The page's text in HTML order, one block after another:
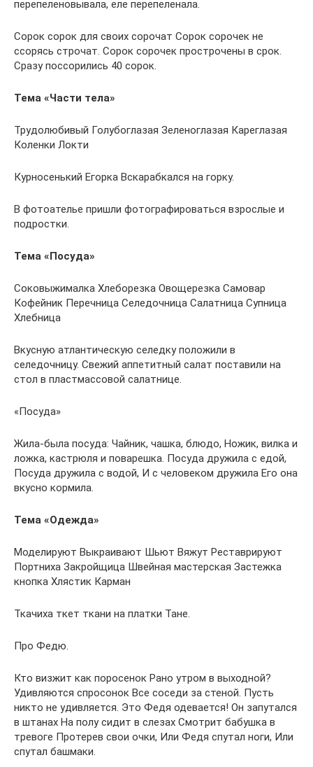
перепеленовывала, еле перепеленала.
Сорок сорок для своих сорочат Сорок сорочек не
ссорясь строчат. Сорок сорочек прострочены в срок.
Сразу поссорились 40 сорок.
Тема «Части тела»
Трудолюбивый Голубоглазая Зеленоглазая Кареглазая
Коленки Локти
Курносенький Егорка Вскарабкался на горку.
В фотоателье пришли фотографироваться взрослые и
подростки.
Тема «Посуда»
Соковыжималка Хлеборезка Овощерезка Самовар
Кофейник Перечница Селедочница Салатница Супница
Хлебница
Вкусную атлантическую селедку положили в
селедочницу. Свежий аппетитный салат поставили на
стол в пластмассовой салатнице.
«Посуда»
Жила-была посуда: Чайник, чашка, блюдо, Ножик, вилка и
ложка, кастрюля и поварешка. Посуда дружила с едой,
Посуда дружила с водой, И с человеком дружила Его она
вкусно кормила.
Тема «Одежда»
Моделируют Выкраивают Шьют Вяжут Реставрируют
Портниха Закройщица Швейная мастерская Застежка
кнопка Хлястик Карман
Ткачиха ткет ткани на платки Тане.
Про Федю.
Кто визжит как поросенок Рано утром в выходной?
Удивляются спросонок Все соседи за стеной. Пусть
никто не удивляется. Это Федя одевается! Он запутался
в штанах На полу сидит в слезах Смотрит бабушка в
тревоге Протерев свои очки, Или Федя спутал ноги, Или
спутал башмаки.